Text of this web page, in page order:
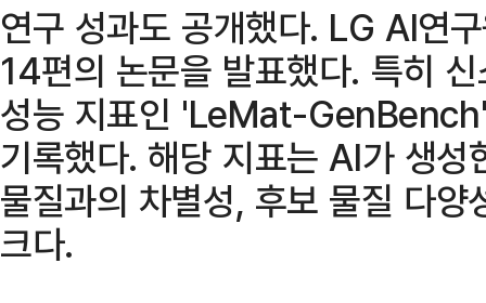
연구 성과도 공개했다. LG AI연
14편의 논문을 발표했다. 특히
성능 지표인 'LeMat-
기록했다. 해당 지표는 AI가 생
물질과의 차별성, 후보 물질 다
크다.